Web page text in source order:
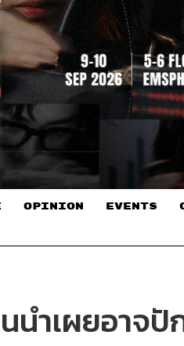
OPINION EVENTS
นำเผยอาจ